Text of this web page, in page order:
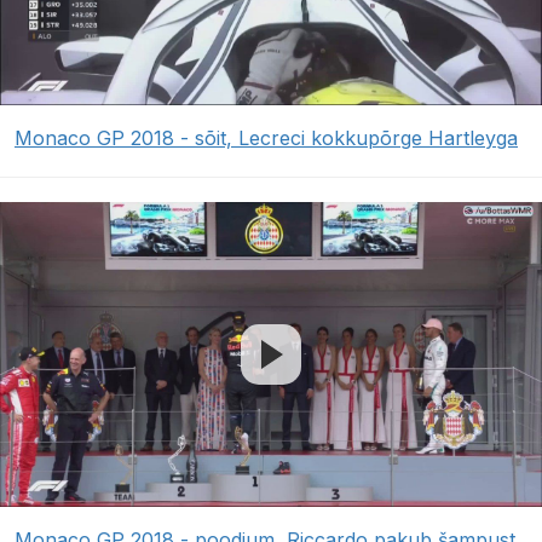
Monaco GP 2018 - sõit, Lecreci kokkupõrge Hartleyga